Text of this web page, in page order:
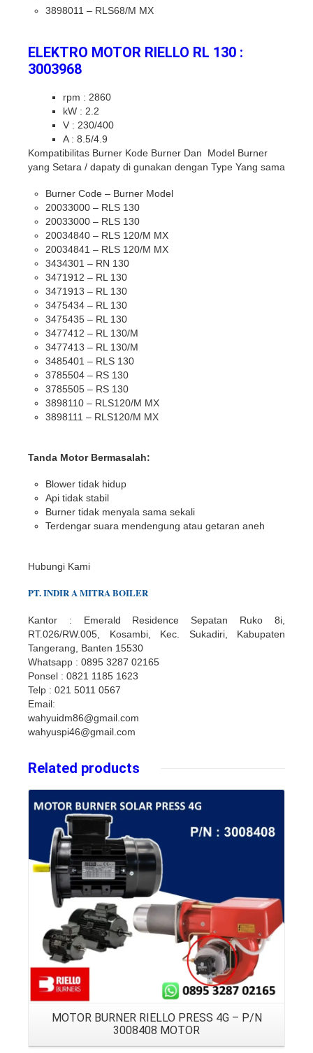
3898011 – RLS68/M MX
ELEKTRO MOTOR RIELLO RL 130 :
3003968
rpm : 2860
kW : 2.2
V : 230/400
A : 8.5/4.9
Kompatibilitas Burner Kode Burner Dan Model Burner
yang Setara / dapaty di gunakan dengan Type Yang sama
Burner Code – Burner Model
20033000 – RLS 130
20033000 – RLS 130
20034840 – RLS 120/M MX
20034841 – RLS 120/M MX
3434301 – RN 130
3471912 – RL 130
3471913 – RL 130
3475434 – RL 130
3475435 – RL 130
3477412 – RL 130/M
3477413 – RL 130/M
3485401 – RLS 130
3785504 – RS 130
3785505 – RS 130
3898110 – RLS120/M MX
3898111 – RLS120/M MX
Tanda Motor Bermasalah:
Blower tidak hidup
Api tidak stabil
Burner tidak menyala sama sekali
Terdengar suara mendengung atau getaran aneh
Hubungi Kami
PT.INDIRAMITRA BOILER
Kantor : Emerald Residence Sepatan Ruko 8i,
RT.026/RW.005, Kosambi, Kec. Sukadiri, Kabupaten
Tangerang, Banten 15530
Whatsapp : 0895 3287 02165
Ponsel : 0821 1185 1623
Telp : 021 5011 0567
Email:
wahyuidm86@gmail.com
wahyuspi46@gmail.com
Related products
Details
MOTOR BURNER RIELLO PRESS 4G – P/N
3008408 MOTOR